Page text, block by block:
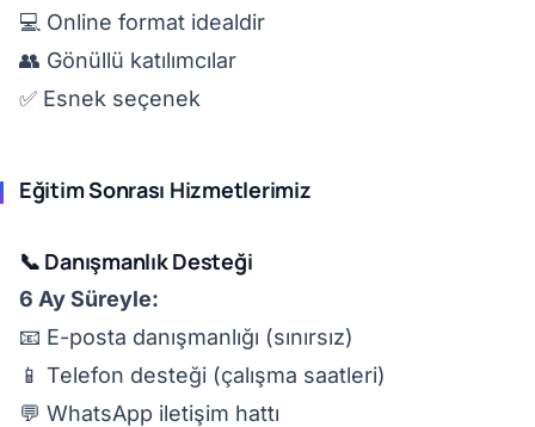
💻 Online format idealdir
👥 Gönüllü katılımcılar
✅ Esnek seçenek
Eğitim Sonrası Hizmetlerimiz
📞 Danışmanlık Desteği
6 Ay Süreyle:
📧 E-posta danışmanlığı (sınırsız)
📱 Telefon desteği (çalışma saatleri)
💬 WhatsApp iletişim hattı